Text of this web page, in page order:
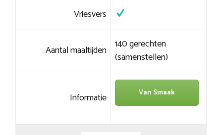
Vriesvers
Aantal maaltijden 140 gerechten
(samenstellen)
Informatie Van Smaak